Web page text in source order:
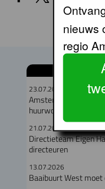
23.07.2026
Amsterdam verloor in
huurwoningen
21.07.2026
Directieteam Eigen
directeuren
13.07.2026
Baaibuurt West
nieuws
regio